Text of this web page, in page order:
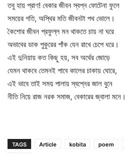
তবু হায় প্রাণ! বেকার জীবন স্বপ্ন ফোটেনা ফুলে
সময়ের গতি, অস্থির মতি জীবনটা পথ ভোলে।
কৈশোর জীবন প্রফুল্ল মন থাকতে চায় না ঘরে
অভাবের ডাক পুকুরের পাঁক যেন রাখে চেপে ধরে।
এই দুনিয়ায় কত কিছু হয়, সব অর্থের জোড়ে
যেমন থাকবে তেমনই পাবে কালের চাকায় ঘোরে,
এই ভাবে তাই সময় পালায় স্বপ্নের জাল বুনে
নীতি নিয়ে রাজ নরক সমাজ, বেকারের জ্বালা মনে।
TAGS Article kobita poem